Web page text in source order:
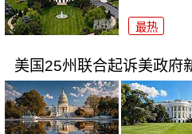
最热
美国25州联合起诉美政府